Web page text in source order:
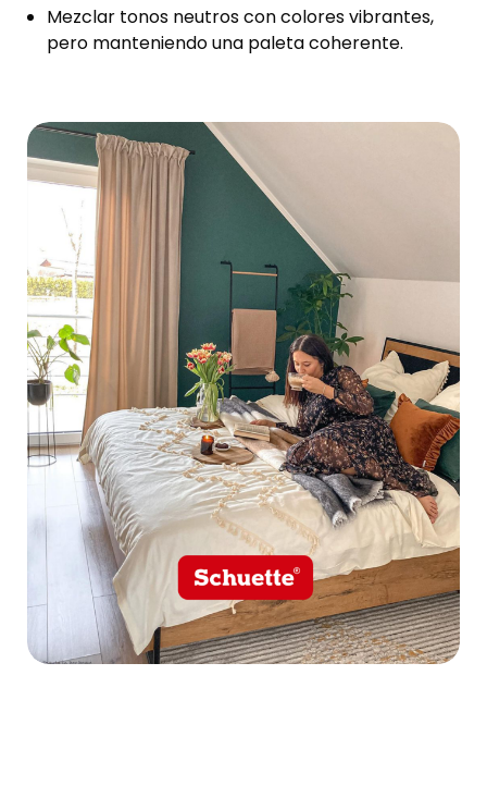
Mezclar tonos neutros con colores vibrantes,
pero manteniendo una paleta coherente.